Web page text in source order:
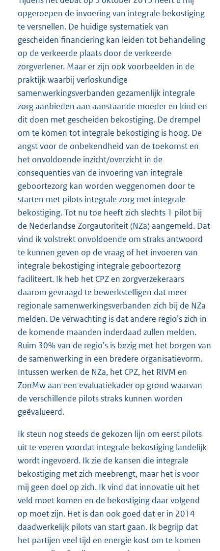
opgeroepen de invoering van integrale bekostiging
te versnellen. De huidige systematiek van
gescheiden financiering kan leiden tot behandeling
op de verkeerde plaats door de verkeerde
zorgverlener. Maar er zijn ook voorbeelden in de
praktijk waarbij verloskundige
samenwerkingsverbanden gezamenlijk integrale
zorg aanbieden aan aanstaande moeder en kind en
dit doen met gescheiden bekostiging. De drempel
om te komen tot integrale bekostiging is hoog. De
angst voor de onbekendheid van de toekomst en
het onvoldoende inzicht/overzicht in de
consequenties van de invoering van integrale
geboortezorg kan worden weggenomen door te
starten met pilots integrale zorg met integrale
bekostiging. Tot nu toe heeft zich slechts 1 pilot bij
de Nederlandse Zorgautoriteit (NZa) aangemeld. Dat
vind ik volstrekt onvoldoende om straks antwoord
te kunnen geven op de vraag of het invoeren van
integrale bekostiging integrale geboortezorg
faciliteert. Ik heb het CPZ en zorgverzekeraars
daarom gevraagd te bewerkstelligen dat meer
regionale samenwerkingsverbanden zich bij de NZa
melden. De verwachting is dat andere regio’s zich in
de komende maanden inderdaad zullen melden.
Ruim 30% van de regio’s is bezig met het borgen van
de samenwerking in een bredere organisatievorm.
Intussen werken de NZa, het CPZ, het RIVM en
ZonMw aan een evaluatiekader op grond waarvan
de verschillende pilots straks kunnen worden
geëvalueerd.
Ik steun nog steeds de gekozen lijn om eerst pilots
uit te voeren voordat integrale bekostiging landelijk
wordt ingevoerd. Ik zie de kansen die integrale
bekostiging met zich meebrengt, maar het is voor
mij geen doel op zich. Ik vind dat innovatie uit het
veld moet komen en de bekostiging daar volgend
op moet zijn. Het is dan ook goed dat er in 2014
daadwerkelijk pilots van start gaan. Ik begrijp dat
het partijen veel tijd en energie kost om te komen